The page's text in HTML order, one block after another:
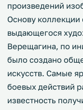
произведений
Основу коллекции
выдающегося
Верещагина, по
было создано
искусств. Самые
боевых действий
известность